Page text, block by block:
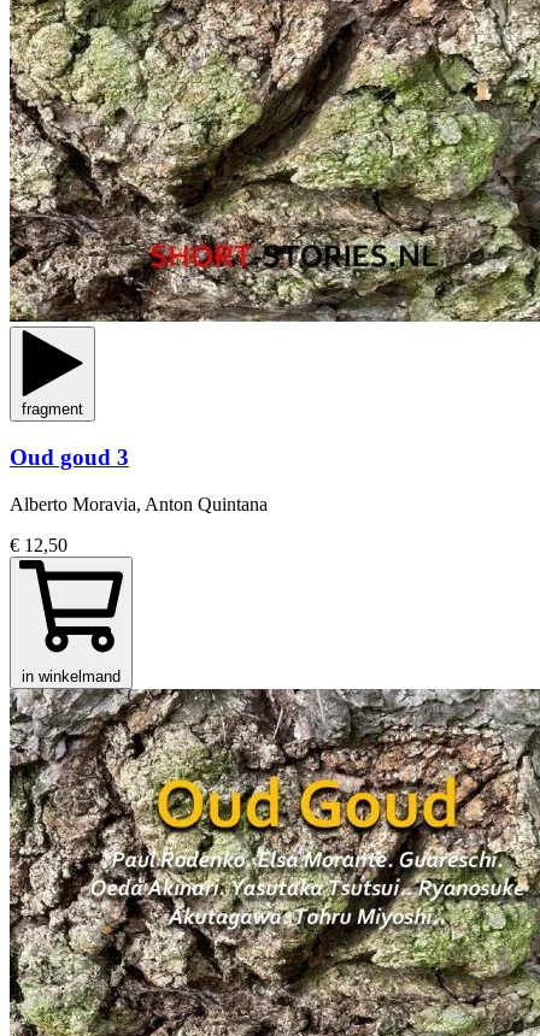
fragment
Oud goud 3
Alberto Moravia, Anton Quintana
€ 12,50
in winkelmand